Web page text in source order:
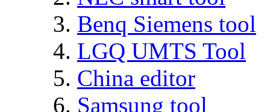
Benq Siemens tool
LGQ UMTS Tool
China editor
Samsung tool